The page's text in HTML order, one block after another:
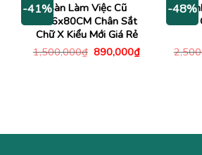
-41%Bàn Làm Việc Cũ
1M6x80CM Chân Sắt
Chữ X Kiểu Mới Giá Rẻ
1,500,000₫ Giá
890,000₫Giá
-48%